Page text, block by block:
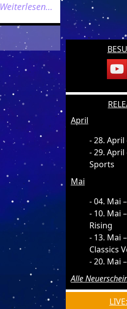
Weiterlesen…
April
28. April
29.
Sports
Mai
04. Mai
10. Mai
Rising
13. Mai
Classics
20. Mai
Alle